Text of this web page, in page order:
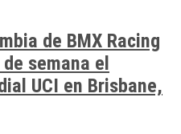
de BMX Racing
semana el
UCI en Brisbane,